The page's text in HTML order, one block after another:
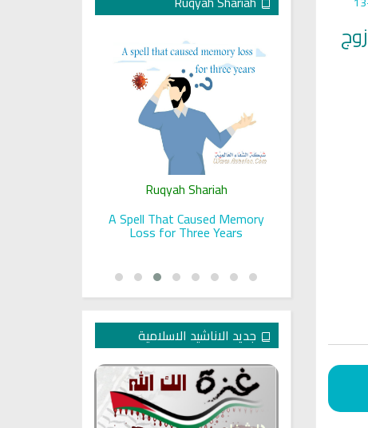
Ruqyah Shariah
A Spell That Caused Memory
Loss for Three Years
جديد الاناشيد الاسلامية